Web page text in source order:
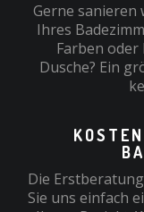
Gerne sanieren
Ihres
Farben
Dusche? Ein
Die
Sie uns einfach